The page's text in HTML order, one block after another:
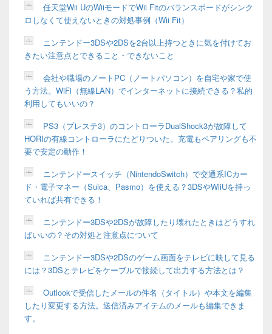
任天堂Wii UのWiiモードでWii Fitのバランスボードがシンク
ロしなくて使えないときの対処事例（Wii Fit）
ニンテンドー3DSや2DSを2台以上持つときに気を付けてお
きたい注意点とできること・できないこと
会社や職場のノートPC（ノートパソコン）を自宅や家で使
う方法。WiFi（無線LAN）でインターネットに接続できる？私的
利用してもいいの？
PS3（プレステ3）のコントローラDualShock3が故障して
HORIの有線コントローラにたどりついた。充電もペアリングも不
要で安定の動作！
ニンテンドースイッチ（NintendoSwitch）で交通系ICカー
ド・電子マネー（Suica、Pasmo）を使える？3DSやWiiUを持っ
ていれば共有できる！
ニンテンドー3DSや2DSが故障したり壊れたときはどうすれ
ばいいの？その対処と注意点について
ニンテンドー3DSや2DSのゲーム画面をテレビに映して見る
には？3DSとテレビをケーブルで接続して出力する方法とは？
Outlookで受信したメールの件名（タイトル）や本文を編集
したり変更する方法。送信済みアイテムのメールも編集できま
す。